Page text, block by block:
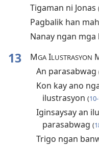
Tigaman ni Jonas
Pagbalik han
Nanay ngan mga
13 MGAILUSTRASYON
An parasabwag
Kon kay ano
ilustrasyon (
Iginsaysay an
parasabwag (
Trigo ngan